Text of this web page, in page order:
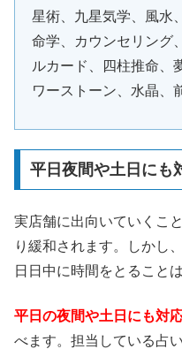
星術、九星気学、風水
命学、カウンセリング
ルカード、四柱推命、
ワーストーン、水晶、
平日夜間や土日にも
実店舗に出向いていくこ
り緩和されます。しかし
日日中に時間をとること
平日の夜間や土日にも対
べます。担当している占